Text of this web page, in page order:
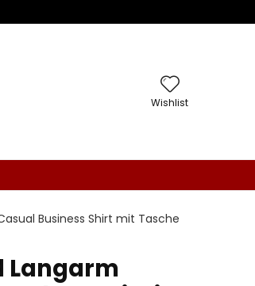
Wishlist
Business Shirt mit Tasche
Langarm